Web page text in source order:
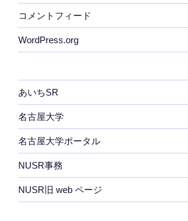
コメントフィード
WordPress.org
あいちSR
名古屋大学
名古屋大学ポータル
NUSR事務
NUSR旧 web ページ